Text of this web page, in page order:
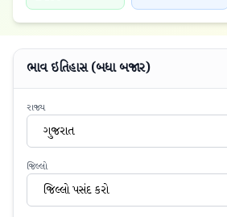
ભાવ ઇતિહાસ (બધા બજાર)
રાજ્ય
ગુજરાત
જિલ્લો
જિલ્લો પસંદ કરો